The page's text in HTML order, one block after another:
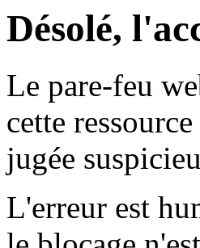
Désolé,
Le pare-feu
cette
jugée
L'erreur est